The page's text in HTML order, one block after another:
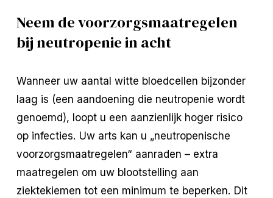
Neem de voorzorgsmaatregelen
bij neutropenie in acht
Wanneer uw aantal witte bloedcellen bijzonder
laag is (een aandoening die neutropenie wordt
genoemd), loopt u een aanzienlijk hoger risico
op infecties. Uw arts kan u „neutropenische
voorzorgsmaatregelen“ aanraden – extra
maatregelen om uw blootstelling aan
ziektekiemen tot een minimum te beperken. Dit